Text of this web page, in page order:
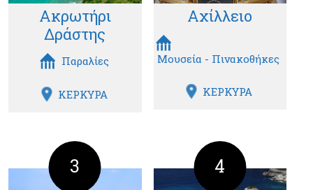
Ακρωτήρι
Δράστης
Παραλίες
ΚΕΡΚΥΡΑ
Αχίλλειο
Μουσεία - Πινακοθήκες
ΚΕΡΚΥΡΑ
3 4